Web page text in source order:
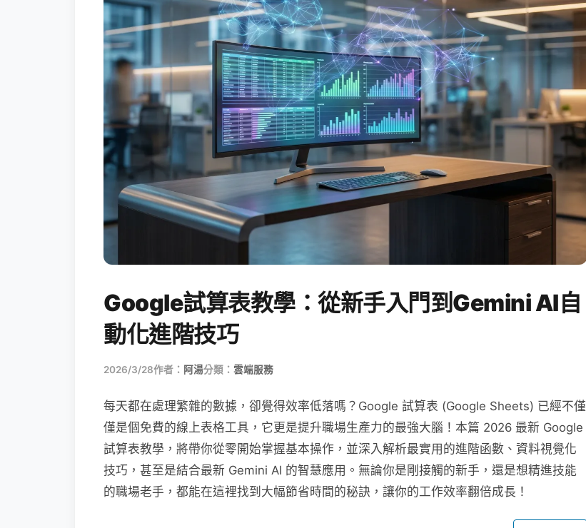
Google試算表教學：從新手入門到Gemini AI自
動化進階技巧
2026/3/28作者： 阿湯分類： 雲端服務
每天都在處理繁雜的數據，卻覺得效率低落嗎？Google 試算表 (Google Sheets) 已經不僅
僅是個免費的線上表格工具，它更是提升職場生產力的最強大腦！本篇 2026 最新 Google
試算表教學，將帶你從零開始掌握基本操作，並深入解析最實用的進階函數、資料視覺化
技巧，甚至是結合最新 Gemini AI 的智慧應用。無論你是剛接觸的新手，還是想精進技能
的職場老手，都能在這裡找到大幅節省時間的秘訣，讓你的工作效率翻倍成長！